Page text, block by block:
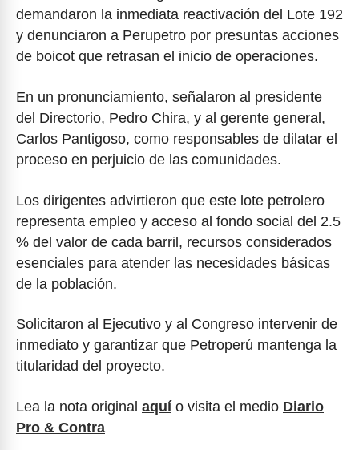
demandaron la inmediata reactivación del Lote 192
y denunciaron a Perupetro por presuntas acciones
de boicot que retrasan el inicio de operaciones.
En un pronunciamiento, señalaron al presidente
del Directorio, Pedro Chira, y al gerente general,
Carlos Pantigoso, como responsables de dilatar el
proceso en perjuicio de las comunidades.
Los dirigentes advirtieron que este lote petrolero
representa empleo y acceso al fondo social del 2.5
% del valor de cada barril, recursos considerados
esenciales para atender las necesidades básicas
de la población.
Solicitaron al Ejecutivo y al Congreso intervenir de
inmediato y garantizar que Petroperú mantenga la
titularidad del proyecto.
Lea la nota original aquío visita el medio Diario
Pro & Contra